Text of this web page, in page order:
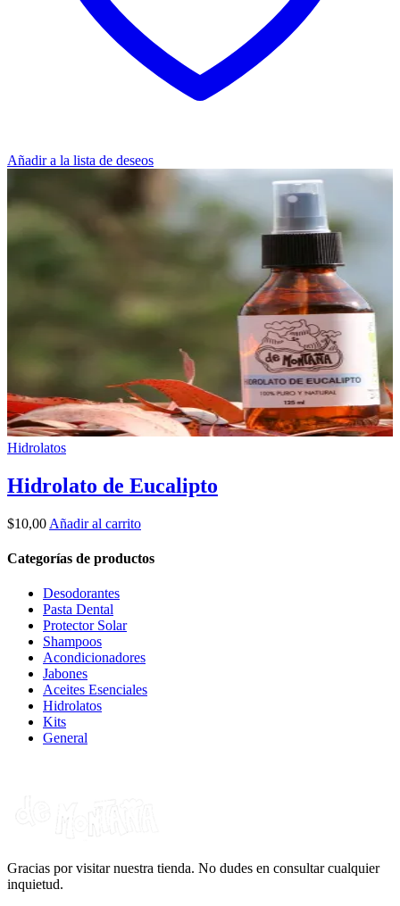
Añadir a la lista de deseos
Hidrolatos
Hidrolato de Eucalipto
$10,00 Añadir al carrito
Categorías de productos
Desodorantes
Pasta Dental
Protector Solar
Shampoos
Acondicionadores
Jabones
Aceites Esenciales
Hidrolatos
Kits
General
Gracias por visitar nuestra tienda. No dudes en consultar cualquier
inquietud.